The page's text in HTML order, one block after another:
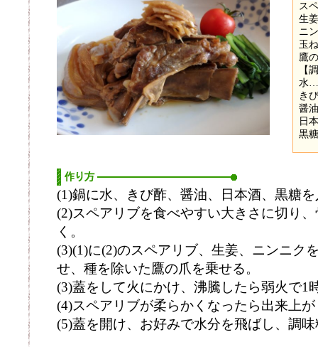
ス
生
ニ
玉
鷹
【
水
き
醤
日
黒
(1)鍋に水、きび酢、醤油、日本酒、黒糖
(2)スペアリブを食べやすい大きさに切り
く。
(3)(1)に(2)のスペアリブ、生姜、ニンニク
せ、種を除いた鷹の爪を乗せる。
(3)蓋をして火にかけ、沸騰したら弱火で1
(4)スペアリブが柔らかくなったら出来上
(5)蓋を開け、お好みで水分を飛ばし、調